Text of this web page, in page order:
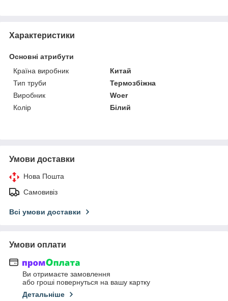
Характеристики
Основні атрибути
Країна виробник
Китай
Тип труби
Термозбіжна
Виробник
Woer
Колір
Білий
Умови доставки
Нова Пошта
Самовивіз
Всі умови доставки
Умови оплати
Ви отримаєте замовлення
або гроші повернуться на вашу картку
Детальніше